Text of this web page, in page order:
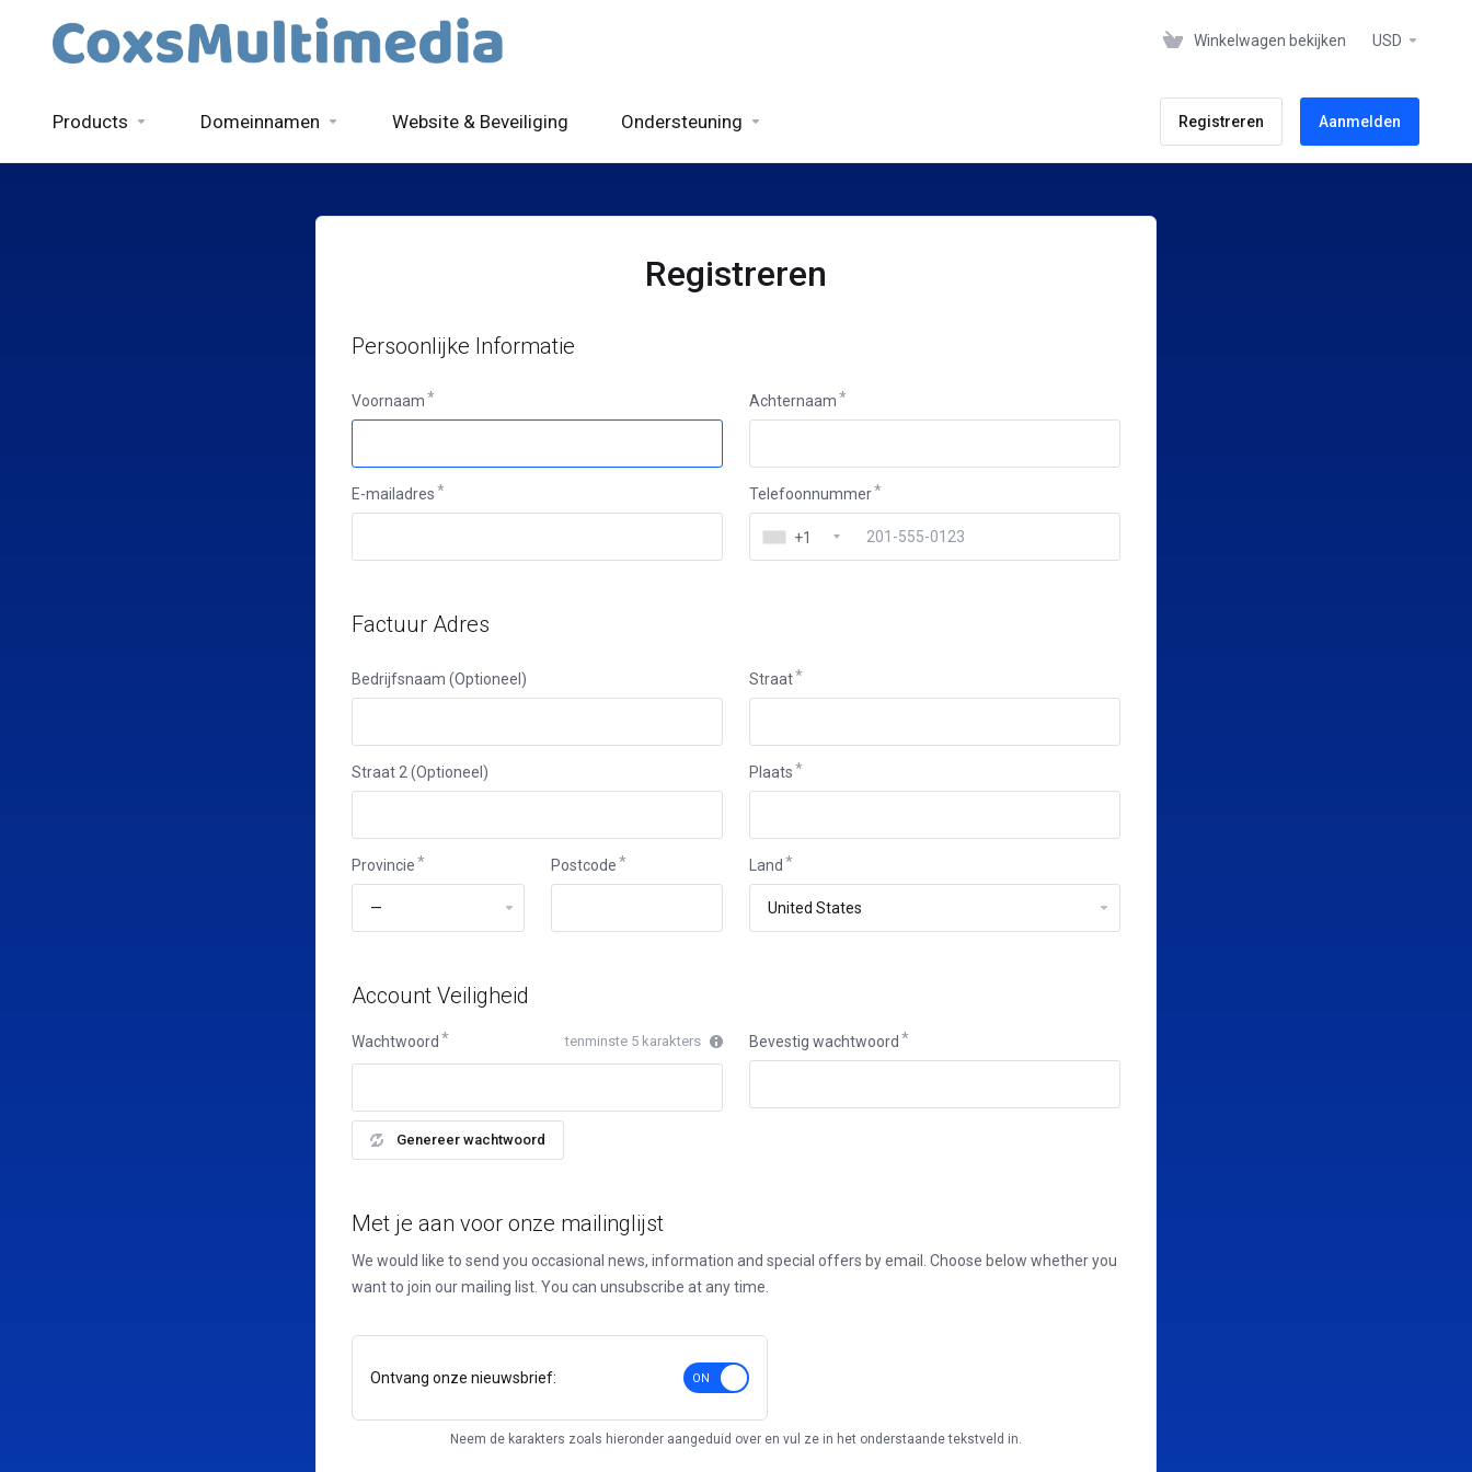
Winkelwagen bekijken USD
Products Domeinnamen Website & Beveiliging Ondersteuning Registreren Aanmelden
Registreren
Persoonlijke Informatie
Voornaam Achternaam
E-mailadres Telefoonnummer
+1
Factuur Adres
Bedrijfsnaam (Optioneel) Straat
Straat 2 (Optioneel) Plaats
Provincie Postcode Land
Account Veiligheid
Wachtwoord tenminste 5 karakters
Genereer wachtwoord
Bevestig wachtwoord
Met je aan voor onze mailinglijst
We would like to send you occasional news, information and special offers by email. Choose below whether you
want to join our mailing list. You can unsubscribe at any time.
Ontvang onze nieuwsbrief:
Neem de karakters zoals hieronder aangeduid over en vul ze in het onderstaande tekstveld in.